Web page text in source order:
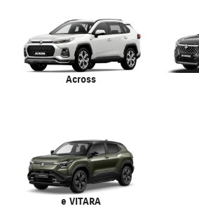
Across
e VITARA